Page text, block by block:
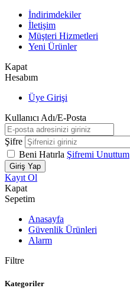
İndirimdekiler
İletişim
Müşteri Hizmetleri
Yeni Ürünler
Kapat
Hesabım
Üye Girişi
Kullanıcı Adı/E-Posta
Şifre
Beni Hatırla Şifremi Unuttum
Giriş Yap
Kayıt Ol
Kapat
Sepetim
Anasayfa
Güvenlik Ürünleri
Alarm
Filtre
Kategoriler